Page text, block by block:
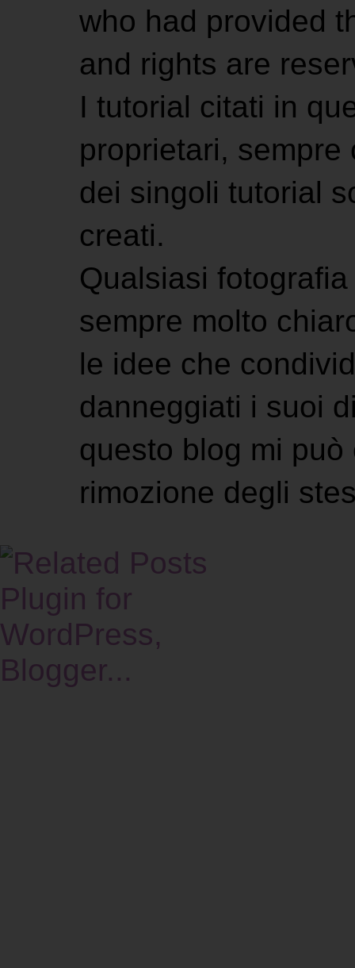
who had provided
and rights are
I tutorial citati in
proprietari,
dei singoli tutorial
creati.
Qualsiasi
sempre molto
le idee che
danneggiati i suoi
questo blog mi
rimozione degli